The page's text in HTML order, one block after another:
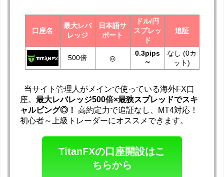
口座名
最大レバ
レッジ
日本語サ
ポート
ドル/円
スプレッ
ド
追証
500倍 ◎
0.3pips
～
なし (0カ
ット)
当サイト管理人がメインで使っている海外FX口
座。 最大レバレッジ500倍×最狭スプレッドでスキ
ャルピング◎！ 高約定力で追証なし、MT4対応！
初心者～上級トレーダーにオススメできます。
TitanFXの口座開設はこ
ちらから